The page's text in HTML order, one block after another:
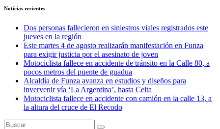
Noticias recientes
Dos personas fallecieron en siniestros viales registrados este
jueves en la región
Este martes 4 de agosto realizarán manifestación en Funza
para exigir justicia por el asesinato de joven
Motociclista fallece en accidente de tránsito en la Calle 80, a
pocos metros del puente de guadua
Alcaldía de Funza avanza en estudios y diseños para
invervenir vía ‘La Argentina’, hasta Celta
Motociclista fallece en accidente con camión en la calle 13, a
la altura del cruce de El Recodo